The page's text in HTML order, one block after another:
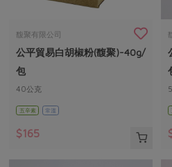
馥聚有限公司
公平貿易白胡椒粉(馥聚)-40g/
包
40公克
五辛素 常溫
$165